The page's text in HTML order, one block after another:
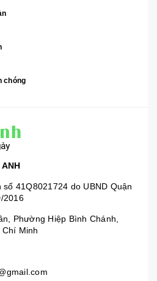
chóng
41Q8021724 do UBND Quận
2016
Phường Hiệp Bình Chánh,
Minh